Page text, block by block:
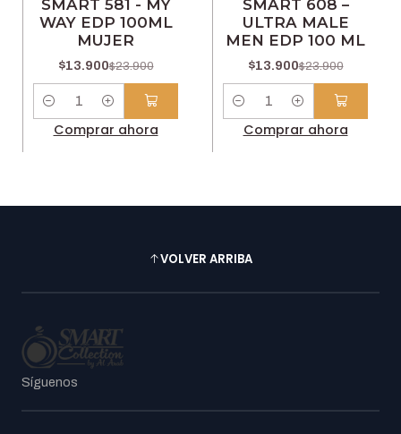
SMART 581 - MY
WAY EDP 100ML
MUJER
$13.900$23.900
Cantidad
Comprar ahora
SMART 608 –
ULTRA MALE
MEN EDP 100 ML
$13.900$23.900
Cantidad
Comprar ahora
VOLVER ARRIBA
Síguenos